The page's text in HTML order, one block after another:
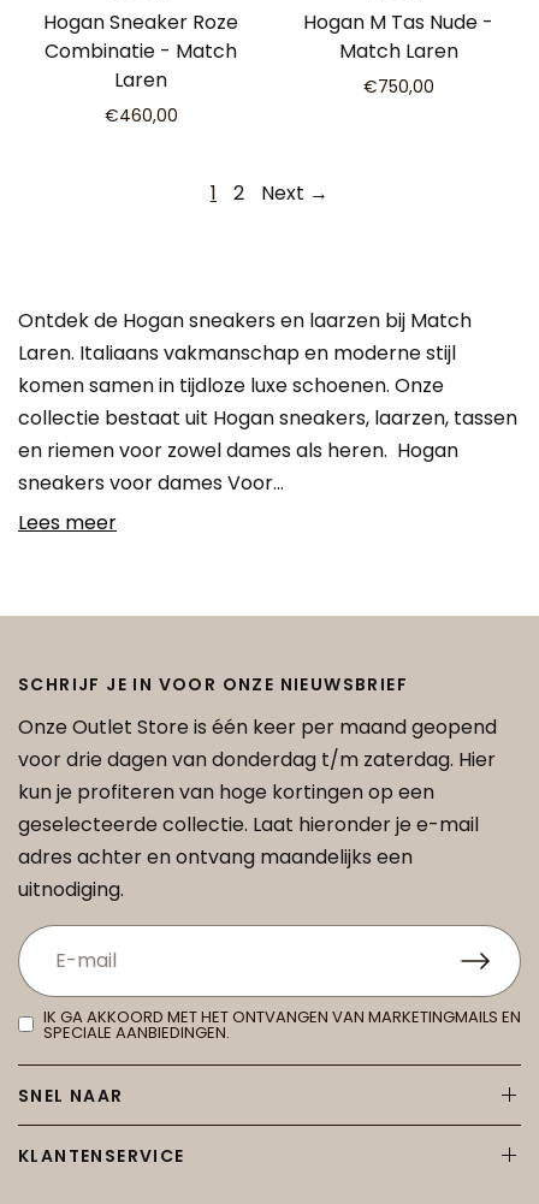
Hogan Sneaker Roze
Combinatie - Match
Laren
€460,00
Hogan M Tas Nude -
Match Laren
€750,00
1 2 Next →
Ontdek de Hogan sneakers en laarzen bij Match
Laren. Italiaans vakmanschap en moderne stijl
komen samen in tijdloze luxe schoenen. Onze
collectie bestaat uit Hogan sneakers, laarzen, tassen
en riemen voor zowel dames als heren. Hogan
sneakers voor dames Voor…
Lees meer
SCHRIJF JE IN VOOR ONZE NIEUWSBRIEF
Onze Outlet Store is één keer per maand geopend
voor drie dagen van donderdag t/m zaterdag. Hier
kun je profiteren van hoge kortingen op een
geselecteerde collectie. Laat hieronder je e-mail
adres achter en ontvang maandelijks een
uitnodiging.
IK GA AKKOORD MET HET ONTVANGEN VAN MARKETINGMAILS EN
SPECIALE AANBIEDINGEN.
SNEL NAAR
KLANTENSERVICE